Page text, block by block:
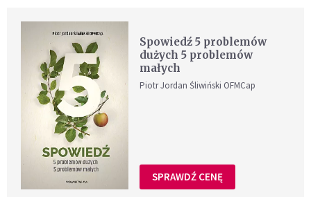
Spowiedź 5 problemów
dużych 5 problemów
małych
Piotr Jordan Śliwiński OFMCap
SPRAWDŹ CENĘ